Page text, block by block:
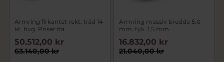
Armring firkantet rekt. tråd 14
kt. hvg. Priser fra
63.140,00 kr
50.512,00 kr
Armring massiv bredde 5,0
mm. tyk. 1,5 mm.
21.040,00 kr
16.832,00 kr